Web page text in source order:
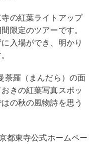
寺の紅葉ライトアップ
限定のツアーです。
入場ができ、明かり
荼羅（まんだら）の面
きの紅葉写真スポッ
の秋の風物詩を思う
都東寺公式ホームペー